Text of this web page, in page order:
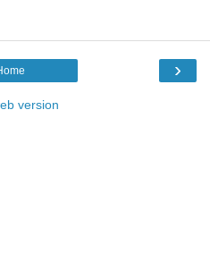
›
version